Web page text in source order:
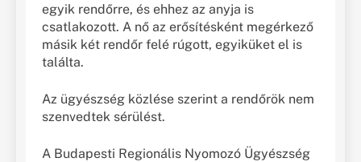
egyik rendőrre, és ehhez az anyja is
csatlakozott. A nő az erősítésként megérkező
másik két rendőr felé rúgott, egyiküket el is
találta.
Az ügyészség közlése szerint a rendőrök nem
szenvedtek sérülést.
A Budapesti Regionális Nyomozó Ügyészség